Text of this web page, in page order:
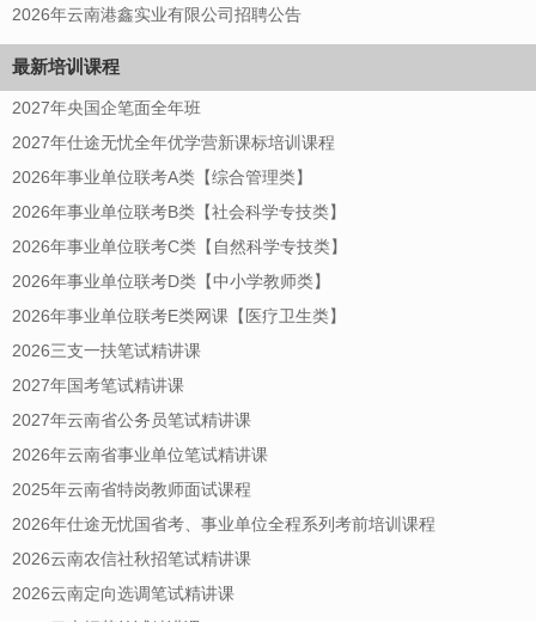
2026年云南港鑫实业有限公司招聘公告
最新培训课程
2027年央国企笔面全年班
2027年仕途无忧全年优学营新课标培训课程
2026年事业单位联考A类【综合管理类】
2026年事业单位联考B类【社会科学专技类】
2026年事业单位联考C类【自然科学专技类】
2026年事业单位联考D类【中小学教师类】
2026年事业单位联考E类网课【医疗卫生类】
2026三支一扶笔试精讲课
2027年国考笔试精讲课
2027年云南省公务员笔试精讲课
2026年云南省事业单位笔试精讲课
2025年云南省特岗教师面试课程
2026年仕途无忧国省考、事业单位全程系列考前培训课程
2026云南农信社秋招笔试精讲课
2026云南定向选调笔试精讲课